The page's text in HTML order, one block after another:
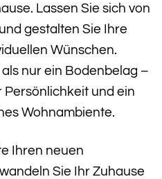
Lassen Sie sich von
gestalten Sie Ihre
Wünschen.
nur ein Bodenbelag –
und ein
Wohnambiente.
Ihren neuen
Sie Ihr Zuhause